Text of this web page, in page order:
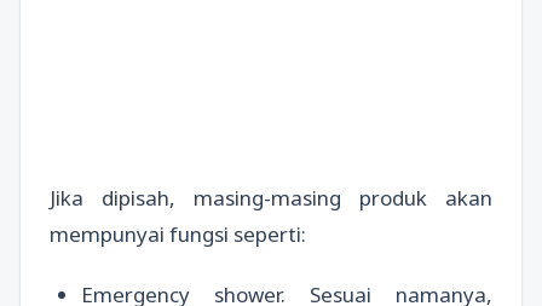
Jika dipisah, masing-masing produk akan
mempunyai fungsi seperti:
Emergency shower. Sesuai namanya,